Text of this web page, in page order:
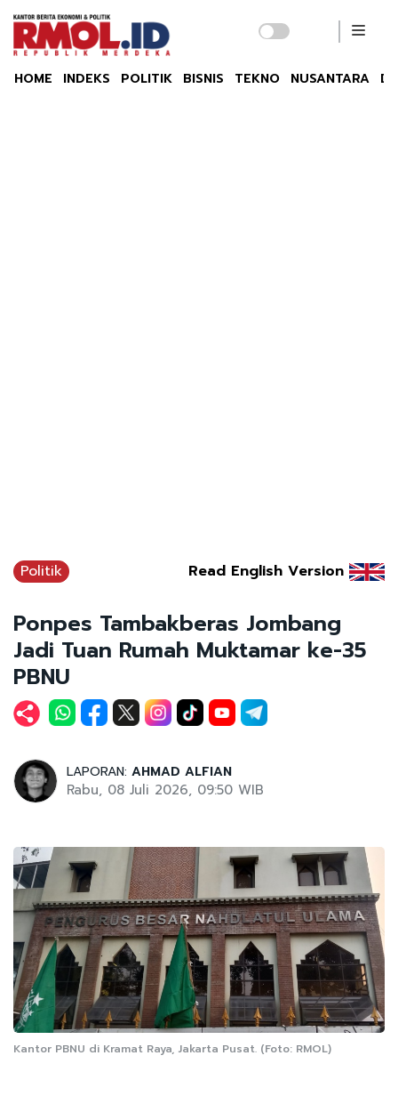
HOME INDEKS POLITIK BISNIS TEKNO NUSANTARA
Politik Read English Version
Ponpes Tambakberas Jombang
Jadi Tuan Rumah Muktamar ke-35
PBNU
LAPORAN: AHMAD ALFIAN
Rabu, 08 Juli 2026, 09:50 WIB
Kantor PBNU di Kramat Raya, Jakarta Pusat. (Foto: RMOL)